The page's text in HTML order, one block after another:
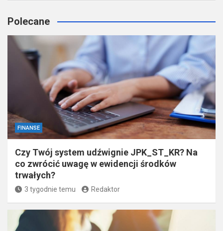
Polecane
FINANSE
Czy Twój system udźwignie JPK_ST_KR? Na
co zwrócić uwagę w ewidencji środków
trwałych?
3 tygodnie temu Redaktor